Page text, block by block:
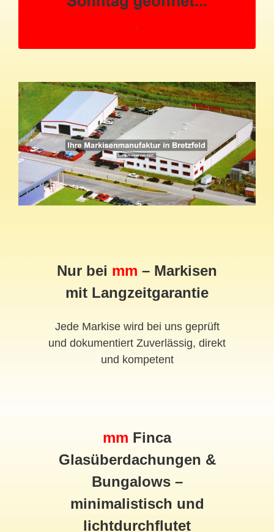
Nur bei mm – Markisen
mit Langzeitgarantie
Jede Markise wird bei uns geprüft
und dokumentiert Zuverlässig, direkt
und kompetent
mm Finca
Glasüberdachungen &
Bungalows –
minimalistisch und
lichtdurchflutet